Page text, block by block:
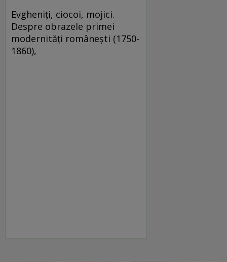
Evgheniţi, ciocoi, mojici.
Despre obrazele primei
modernităţi româneşti (1750-
1860),